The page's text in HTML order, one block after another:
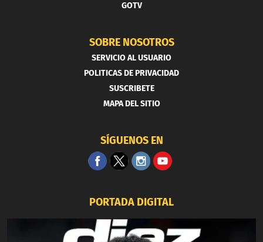
GOTV
SOBRE NOSOTROS
SERVICIO AL USUARIO
POLITICAS DE PRIVACIDAD
SUSCRIBETE
MAPA DEL SITIO
SÍGUENOS EN
PORTADA DIGITAL